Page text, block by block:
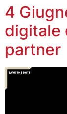
4
digitale
partner